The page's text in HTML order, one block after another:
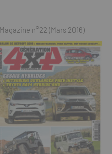
n°22 (Mars 2016)